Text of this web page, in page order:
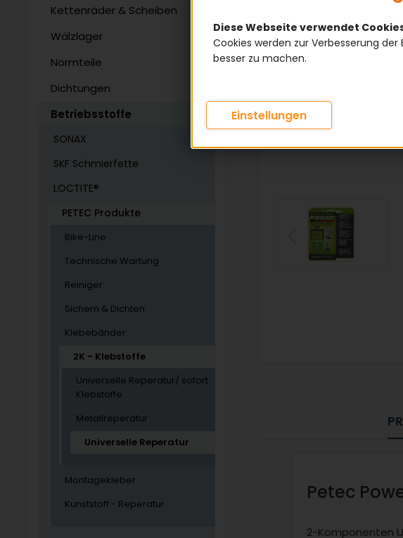
Kettenräder & Scheiben
Wälzlager
Normteile
Dichtungen
Betriebsstoffe
SONAX
SKF Schmierfette
LOCTITE®
PETEC Produkte
Bike-Line
Technische Wartung
Reiniger
Sichern & Dichten
Klebebänder
2K - Klebstoffe
Universelle Reperatur/ sofort
Klebstoffe
Metallreperatur
Universelle Reperatur
Montagekleber
Kunststoff - Reperatur
Petec
2-Komponenten
Diese Webseite verwendet
Cookies werden zur Verbesserung
besser zu machen.
Einstellungen